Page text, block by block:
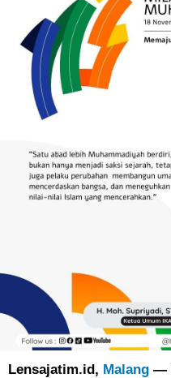
Lensajatim.id, Malang —